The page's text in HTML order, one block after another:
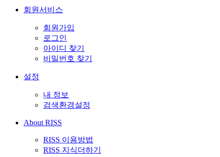
회원서비스
회원가입
로그인
아이디 찾기
비밀번호 찾기
설정
내 정보
검색환경설정
About RISS
RISS 이용방법
RISS 지식더하기